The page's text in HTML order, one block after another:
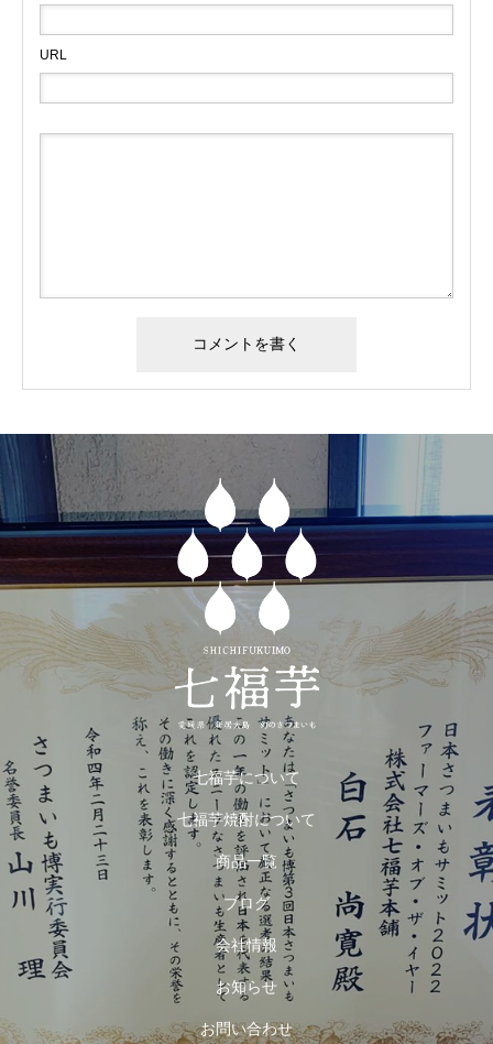
URL
七福芋について
七福芋焼酎について
商品一覧
ブログ
会社情報
お知らせ
お問い合わせ